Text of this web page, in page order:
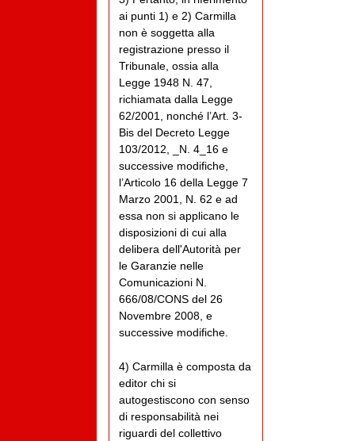
ai punti 1) e 2) Carmilla
non è soggetta alla
registrazione presso il
Tribunale, ossia alla
Legge 1948 N. 47,
richiamata dalla Legge
62/2001, nonché l’Art. 3-
Bis del Decreto Legge
103/2012, _N. 4_16 e
successive modifiche,
l’Articolo 16 della Legge 7
Marzo 2001, N. 62 e ad
essa non si applicano le
disposizioni di cui alla
delibera dell'Autorità per
le Garanzie nelle
Comunicazioni N.
666/08/CONS del 26
Novembre 2008, e
successive modifiche.
4) Carmilla è composta da
editor chi si
autogestiscono con senso
di responsabilità nei
riguardi del collettivo